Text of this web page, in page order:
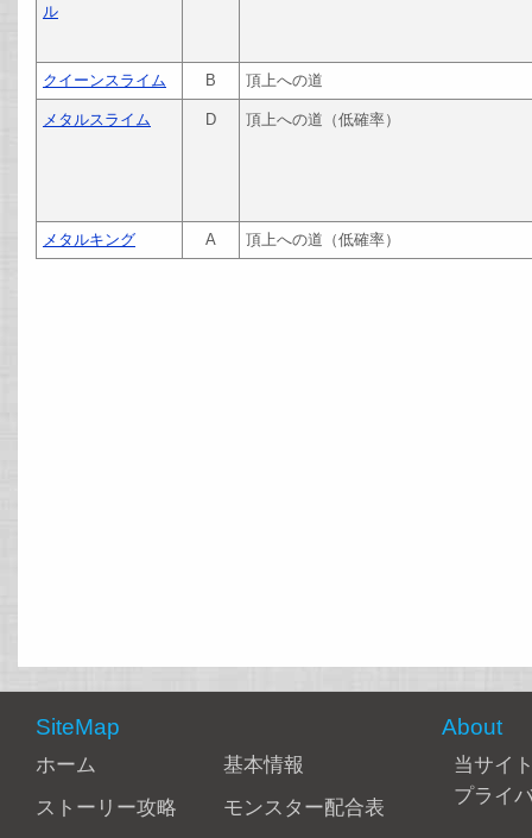
ル
クイーンスライム B 頂上への道
メタルスライム D 頂上への道（低確率）
メタルキング A 頂上への道（低確率）
SiteMap
ホーム
基本情報
ストーリー攻略
モンスター配合表
About
当サイ
プライ